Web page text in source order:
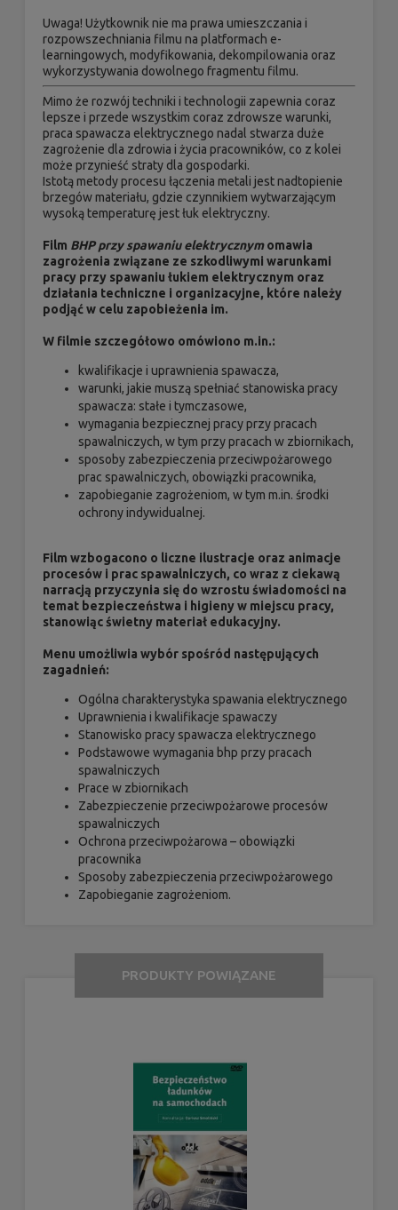
Uwaga! Użytkownik nie ma prawa umieszczania i
rozpowszechniania filmu na platformach e-
learningowych, modyfikowania, dekompilowania oraz
wykorzystywania dowolnego fragmentu filmu.
Mimo że rozwój techniki i technologii zapewnia coraz
lepsze i przede wszystkim coraz zdrowsze warunki,
praca spawacza elektrycznego nadal stwarza duże
zagrożenie dla zdrowia i życia pracowników, co z kolei
może przynieść straty dla gospodarki.
Istotą metody procesu łączenia metali jest nadtopienie
brzegów materiału, gdzie czynnikiem wytwarzającym
wysoką temperaturę jest łuk elektryczny.
Film BHP przy spawaniu elektrycznymomawia
zagrożenia związane ze szkodliwymi warunkami
pracy przy spawaniu łukiem elektrycznym oraz
działania techniczne i organizacyjne, które należy
podjąć w celu zapobieżenia im.
W filmie szczegółowo omówiono m.in.:
kwalifikacje i uprawnienia spawacza,
warunki, jakie muszą spełniać stanowiska pracy
spawacza: stałe i tymczasowe,
wymagania bezpiecznej pracy przy pracach
spawalniczych, w tym przy pracach w zbiornikach,
sposoby zabezpieczenia przeciwpożarowego
prac spawalniczych, obowiązki pracownika,
zapobieganie zagrożeniom, w tym m.in. środki
ochrony indywidualnej.
Film wzbogacono o liczne ilustracje oraz animacje
procesów i prac spawalniczych, co wraz z ciekawą
narracją przyczynia się do wzrostu świadomości na
temat bezpieczeństwa i higieny w miejscu pracy,
stanowiąc świetny materiał edukacyjny.
Menu umożliwia wybór spośród następujących
zagadnień:
Ogólna charakterystyka spawania elektrycznego
Uprawnienia i kwalifikacje spawaczy
Stanowisko pracy spawacza elektrycznego
Podstawowe wymagania bhp przy pracach
spawalniczych
Prace w zbiornikach
Zabezpieczenie przeciwpożarowe procesów
spawalniczych
Ochrona przeciwpożarowa – obowiązki
pracownika
Sposoby zabezpieczenia przeciwpożarowego
Zapobieganie zagrożeniom.
PRODUKTY POWIĄZANE